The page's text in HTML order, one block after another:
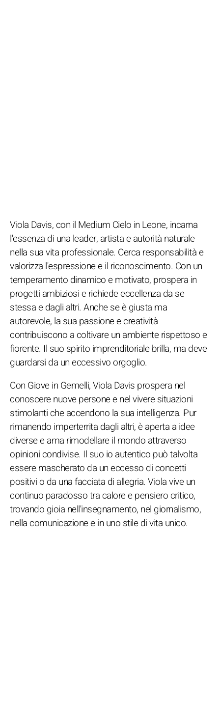
Viola Davis, con il Medium Cielo in Leone, incarna
l'essenza di una leader, artista e autorità naturale
nella sua vita professionale. Cerca responsabilità e
valorizza l'espressione e il riconoscimento. Con un
temperamento dinamico e motivato, prospera in
progetti ambiziosi e richiede eccellenza da se
stessa e dagli altri. Anche se è giusta ma
autorevole, la sua passione e creatività
contribuiscono a coltivare un ambiente rispettoso e
fiorente. Il suo spirito imprenditoriale brilla, ma deve
guardarsi da un eccessivo orgoglio.
Con Giove in Gemelli, Viola Davis prospera nel
conoscere nuove persone e nel vivere situazioni
stimolanti che accendono la sua intelligenza. Pur
rimanendo imperterrita dagli altri, è aperta a idee
diverse e ama rimodellare il mondo attraverso
opinioni condivise. Il suo io autentico può talvolta
essere mascherato da un eccesso di concetti
positivi o da una facciata di allegria. Viola vive un
continuo paradosso tra calore e pensiero critico,
trovando gioia nell'insegnamento, nel giornalismo,
nella comunicazione e in uno stile di vita unico.